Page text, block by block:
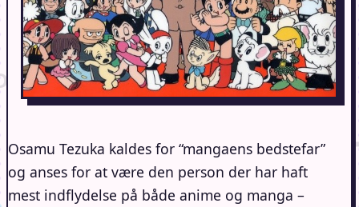
Osamu Tezuka kaldes for “mangaens bedstefar”
og anses for at være den person der har haft
mest indflydelse på både anime og manga –